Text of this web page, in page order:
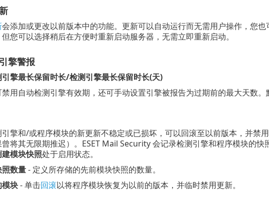
会添加或更改以前版本中的功能。更新可以自动运行而无需用户操作，您
您可以选择稍后在方便时重新启动服务器，无需立即重新启动。
擎警报
引擎最长保留时长/检测引擎最长保留时长(天)
用自动检测引擎有效期，还可手动设置引擎被报告为过期前的最大天数。
擎和/或程序模块的新更新不稳定或已损坏，可以回滚至以前版本，并禁
将其无限期推迟）。ESET Mail Security 会记录检测引擎和程序模块的快
模块快照处于启用状态。
数量- 定义所存储的先前模块快照的数量。
块- 单击回滚以将程序模块恢复为以前的版本，并临时禁用更新。